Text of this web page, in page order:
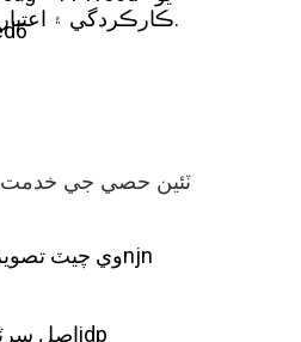
ڪارڪردگي ۽ اعتبار جي معيارن تي پورا لهن.
ICAS، CMA، CNAS ٽئين حصي جي خدمت